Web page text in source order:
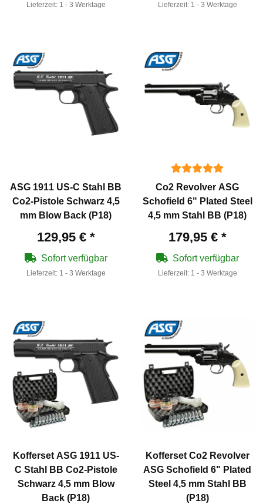
Lieferzeit: 1 - 3 Werktage Lieferzeit: 1 - 3 Werktage
ASG 1911 US-C Stahl BB
Co2-Pistole Schwarz 4,5
mm Blow Back (P18)
129,95 € *
Sofort verfügbar
Lieferzeit: 1 - 3 Werktage
Co2 Revolver ASG
Schofield 6" Plated Steel
4,5 mm Stahl BB (P18)
179,95 € *
Sofort verfügbar
Lieferzeit: 1 - 3 Werktage
Kofferset ASG 1911 US-
C Stahl BB Co2-Pistole
Schwarz 4,5 mm Blow
Back (P18)
Kofferset Co2 Revolver
ASG Schofield 6" Plated
Steel 4,5 mm Stahl BB
(P18)